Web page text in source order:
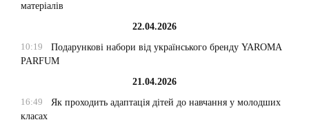
матеріалів
22.04.2026
10:19
Подарункові набори від українського бренду YAROMA
PARFUM
21.04.2026
16:49
Як проходить адаптація дітей до навчання у молодших
класах